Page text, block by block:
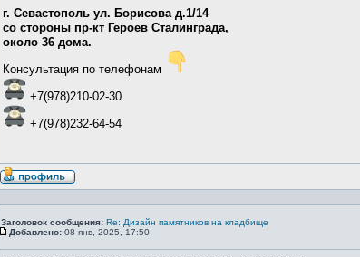
г. Севастополь ул. Борисова д.1/14
со стороны пр-кт Героев Сталинграда,
около 36 дома.
Консультация по телефонам
+7(978)210-02-30
+7(978)232-64-54
Профиль
Заголовок сообщения: Re: Дизайн памятников на кладбище
Сообщение
Добавлено: 08 янв, 2025, 17:50